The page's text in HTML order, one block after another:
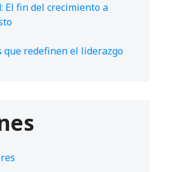
El fin del crecimiento a
que redefinen el liderazgo